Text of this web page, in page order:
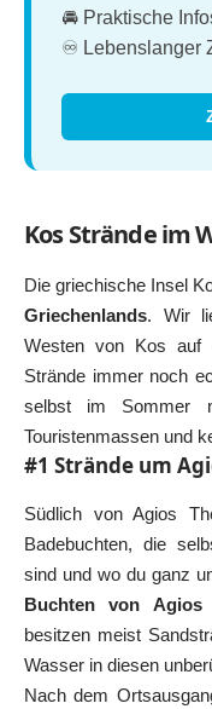
🚘 Praktische
♾️ Lebenslanger
Kos Strände im
Die griechische Insel
Griechenlands. Wir
Westen von Kos auf
Strände immer noch
selbst im Sommer
Touristenmassen und
#1 Strände um
Südlich von Agios
Badebuchten, die
sind und wo du ganz
Buchten von Agios
besitzen meist
Wasser in diesen
Nach dem